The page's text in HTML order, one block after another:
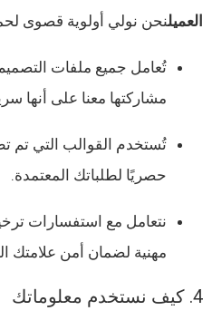
العميلنحن نولي أولوية قصوى
تُعامل جميع ملفات
مشاركتها معنا على أنها
تُستخدم القوالب التي تم
حصريًا لطلباتك المعتمدة.
نتعامل مع استفسارات
مهنية لضمان أمن علامتك
4. كيف نستخدم معلوماتك